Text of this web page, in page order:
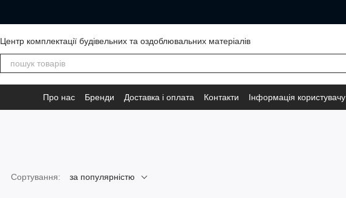
Центр комплектації будівельних та оздоблювальних матеріалів
Про нас Бренди Доставка і оплата Контакти Інформація користувачу
Сортування: за популярністю